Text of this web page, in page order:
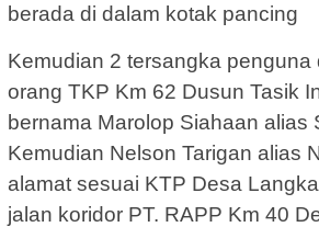
berada di dalam kotak pancing
Kemudian 2 tersangka penguna
orang TKP Km 62 Dusun Tasik
bernama Marolop Siahaan alias
Kemudian Nelson Tarigan alias
alamat sesuai KTP Desa
jalan koridor PT. RAPP Km 40